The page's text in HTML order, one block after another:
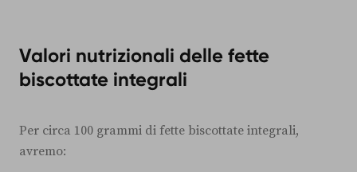
Valori nutrizionali delle fette
biscottate integrali
Per circa 100 grammi di fette biscottate integrali,
avremo: